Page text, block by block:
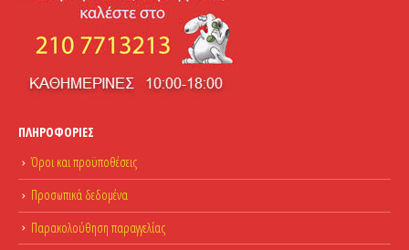
ΠΛΗΡΟΦΟΡΊΕΣ
Όροι και προϋποθέσεις
Προσωπικά δεδομένα
Παρακολούθηση παραγγελίας